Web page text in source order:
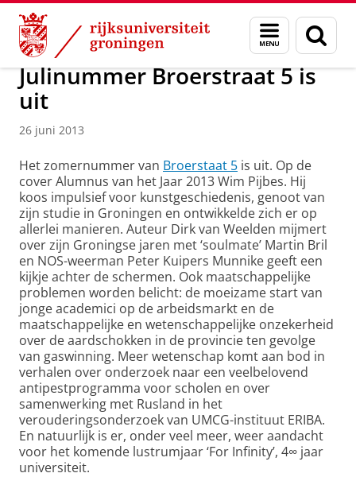
Skip
Content
Skip
Navigation
Menu
en
zoeken
Over ons Actueel Nieuws Nieuwsberichten
Julinummer Broerstraat 5 is
uit
26 juni 2013
Het zomernummer van Broerstaat 5 is uit. Op de
cover Alumnus van het Jaar 2013 Wim Pijbes. Hij
koos impulsief voor kunstgeschiedenis, genoot van
zijn studie in Groningen en ontwikkelde zich er op
allerlei manieren. Auteur Dirk van Weelden mijmert
over zijn Groningse jaren met ‘soulmate’ Martin Bril
en NOS-weerman Peter Kuipers Munnike geeft een
kijkje achter de schermen. Ook maatschappelijke
problemen worden belicht: de moeizame start van
jonge academici op de arbeidsmarkt en de
maatschappelijke en wetenschappelijke onzekerheid
over de aardschokken in de provincie ten gevolge
van gaswinning. Meer wetenschap komt aan bod in
verhalen over onderzoek naar een veelbelovend
antipestprogramma voor scholen en over
samenwerking met Rusland in het
verouderingsonderzoek van UMCG-instituut ERIBA.
En natuurlijk is er, onder veel meer, weer aandacht
voor het komende lustrumjaar ‘For Infinity’, 4∞ jaar
universiteit.